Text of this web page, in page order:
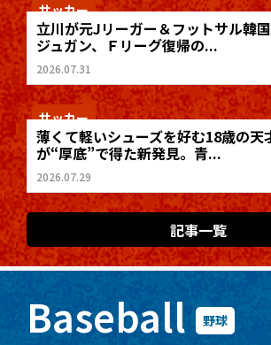
サッカー
立川が元Jリーガー＆フットサル韓
ジュガン、Ｆリーグ復帰の...
2026.07.31
サッカー
薄くて軽いシューズを好む18歳の天
が“厚底”で得た新発見。青...
2026.07.29
記事一覧
Baseball 野球